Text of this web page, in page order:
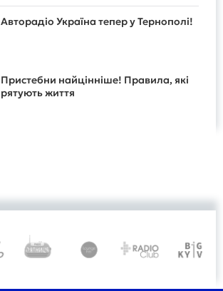
Авторадіо Україна тепер у Тернополі!
Пристебни найцінніше! Правила, які
рятують життя